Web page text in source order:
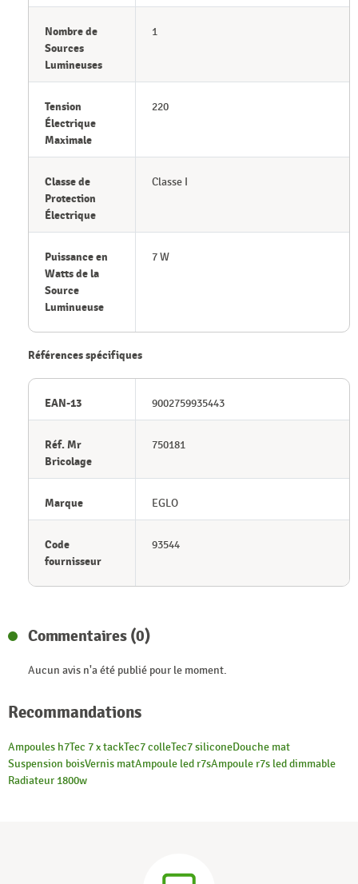
Nombre de
Sources
Lumineuses
1
Tension
Électrique
Maximale
220
Classe de
Protection
Électrique
Classe I
Puissance en
Watts de la
Source
Luminueuse
7 W
Références spécifiques
EAN-13 9002759935443
Réf. Mr
Bricolage
750181
Marque EGLO
Code
fournisseur
93544
Commentaires (0)
Aucun avis n'a été publié pour le moment.
Recommandations
Ampoules h7Tec 7 x tackTec7 colleTec7 siliconeDouche mat
Suspension boisVernis matAmpoule led r7sAmpoule r7s led dimmable
Radiateur 1800w